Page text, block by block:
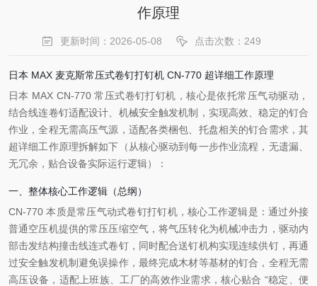
作原理
更新时间：2026-05-08 点击次数：249
日本 MAX 麦克斯常压式卷钉打钉机 CN-770 超详细工作原理
日本 MAX CN-770 常压式卷钉打钉机，核心是依托常压气动驱动 ，
结合线连卷钉适配设计、机械安全触发机制，实现高效、稳定的钉合
作业，全程无需高压气源，适配各类梱包、托盘相关的钉合需求，其
超详细工作原理拆解如下（从核心驱动到每一步作业流程，无遗漏、
无冗余，贴合设备实际运行逻辑）：
一、整体核心工作逻辑（总纲）
CN-770 本质是常压气动式卷钉打钉机，核心工作逻辑是：通过外接
普通空压机提供的常压压缩空气，将气压转化为机械冲击力，驱动内
部击发结构撞击线连式卷钉，同时配合送钉机构实现连续供钉，再通
过安全触发机制避免误操作，最终完成木材等基材的钉合，全程无需
高压设备，适配上班族、工厂的高效作业需求，核心贴合 “稳定、便